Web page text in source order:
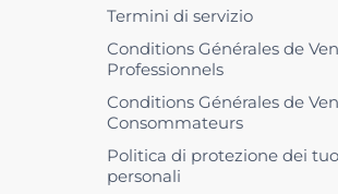
Termini di servizio
Conditions Générales de
Professionnels
Conditions Générales de
Consommateurs
Politica di protezione dei
personali